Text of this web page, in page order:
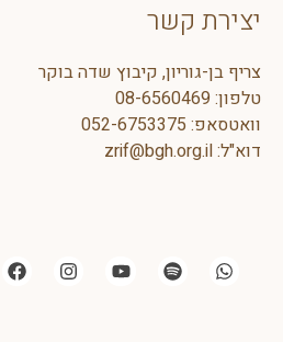
יצירת קשר
צריף בן-גוריון, קיבוץ שדה בוקר
טלפון:08-6560469
וואטסאפ: 052-6753375
דוא"ל:zrif@bgh.org.il